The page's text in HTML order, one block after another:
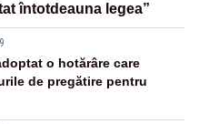
întotdeauna legea”
o hotărâre care
de pregătire pentru